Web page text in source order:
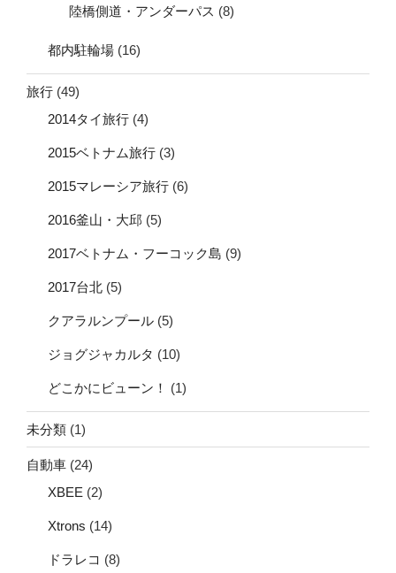
陸橋側道・アンダーパス (8)
都内駐輪場 (16)
旅行 (49)
2014タイ旅行 (4)
2015ベトナム旅行 (3)
2015マレーシア旅行 (6)
2016釜山・大邱 (5)
2017ベトナム・フーコック島 (9)
2017台北 (5)
クアラルンプール (5)
ジョグジャカルタ (10)
どこかにビューン！ (1)
未分類 (1)
自動車 (24)
XBEE (2)
Xtrons (14)
ドラレコ (8)